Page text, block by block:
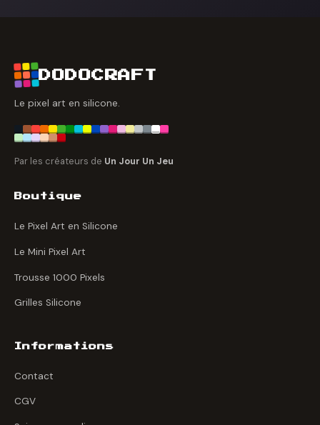
DODOCRAFT
Le pixel art en silicone.
Par les créateurs de Un Jour Un Jeu
Boutique
Le Pixel Art en Silicone
Le Mini Pixel Art
Trousse 1000 Pixels
Grilles Silicone
Informations
Contact
CGV